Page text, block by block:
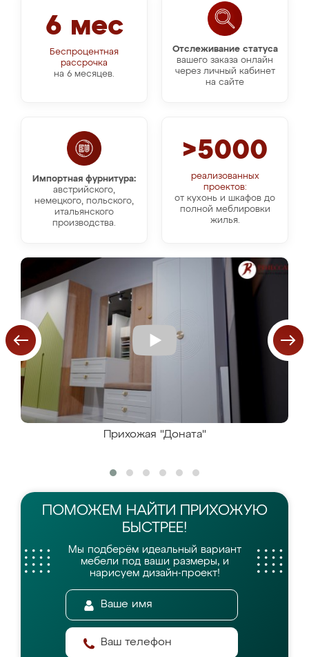
Отслеживание статуса
вашего заказа онлайн
через личный кабинет
на сайте
6 мес
Беспроцентная
рассрочка
на 6 месяцев.
Импортная фурнитура:
австрийского,
немецкого, польского,
итальянского
производства.
>5000
реализованных
проектов:
от кухонь и шкафов до
полной меблировки
жилья.
Прихожая "Доната"
ПОМОЖЕМ НАЙТИ
ПРИХОЖУЮ
БЫСТРЕЕ!
Мы подберём идеальный вариант
мебели под ваши размеры, и
нарисуем дизайн-проект!